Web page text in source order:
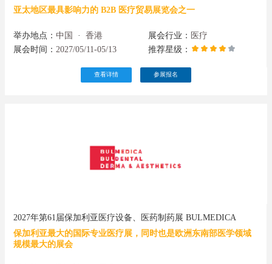
亚太地区最具影响力的 B2B 医疗贸易展览会之一
举办地点：中国 ·香港 展会行业： 医疗
展会时间：2027/05/11-05/13 推荐星级：
查看详情 参展报名
2027年第61届保加利亚医疗设备、医药制药展 BULMEDICA
保加利亚最大的国际专业医疗展，同时也是欧洲东南部医学领域
规模最大的展会